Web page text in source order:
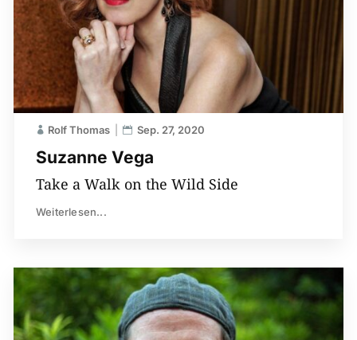
Suzanne Vega
Rolf Thomas Sep. 27, 2020
Take a Walk on the Wild Side
Weiterlesen...